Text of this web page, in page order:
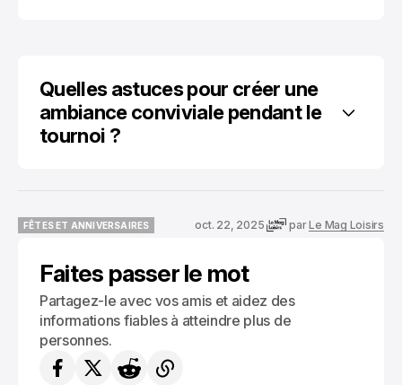
Quelles astuces pour créer une
ambiance conviviale pendant le
tournoi ?
FÊTES ET ANNIVERSAIRES
oct. 22, 2025 parLe Mag Loisirs
Faites passer le mot
Partagez-le avec vos amis et aidez des
informations fiables à atteindre plus de
personnes.